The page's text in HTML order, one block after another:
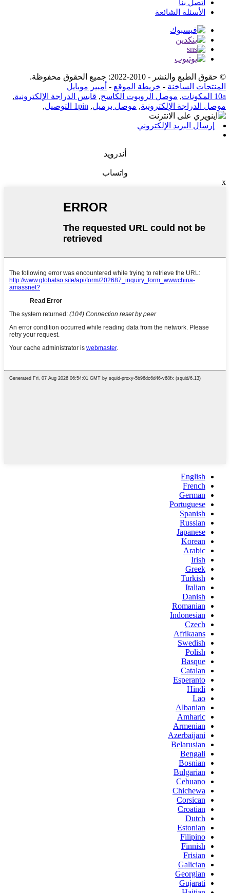
اتصل بنا
الأسئلة الشائعة
© حقوق الطبع والنشر - 2010-2022: جميع الحقوق محفوظة.
المنتجات الساخنة - خريطة الموقع - أمبير موبايل
10a المكونات
, موصل الروبوت الكاسح, قابس الدراجة الإلكترونية,
موصل الدراجة الإلكترونية, موصل برميل, 1pin التوصيل ,
إرسال البريد الإلكتروني
أندرويد
واتساب
x
English
French
German
Portuguese
Spanish
Russian
Japanese
Korean
Arabic
Irish
Greek
Turkish
Italian
Danish
Romanian
Indonesian
Czech
Afrikaans
Swedish
Polish
Basque
Catalan
Esperanto
Hindi
Lao
Albanian
Amharic
Armenian
Azerbaijani
Belarusian
Bengali
Bosnian
Bulgarian
Cebuano
Chichewa
Corsican
Croatian
Dutch
Estonian
Filipino
Finnish
Frisian
Galician
Georgian
Gujarati